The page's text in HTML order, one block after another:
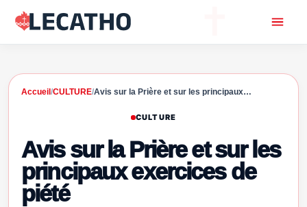
Accueil /CULTURE/Avis sur la Prière et sur les principaux…
CULTURE
Avis sur la Prière et sur les
principaux exercices de
piété